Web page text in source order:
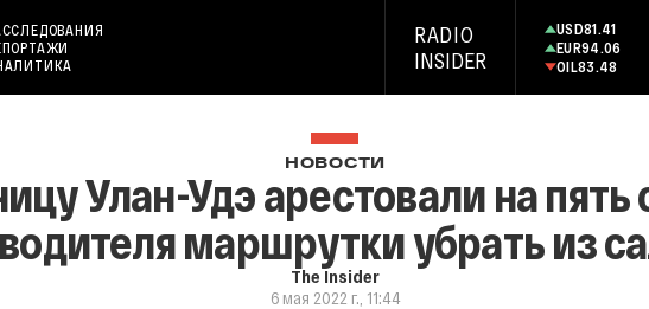
RADIO
INSIDER
USD81.41
EUR94.06
OIL83.48
НОВОСТИ
Улан-Удэ арестовали на пять
маршрутки убрать из
The Insider
6 мая 2022 г., 11:44